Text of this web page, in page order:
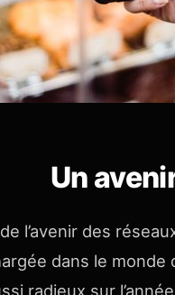
Un
l’avenir des
dans le
radieux sur